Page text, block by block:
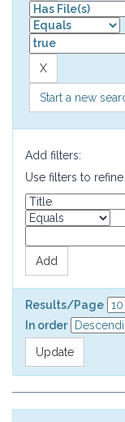
Start a new
Add filters:
Use filters to
Results/Page
In order